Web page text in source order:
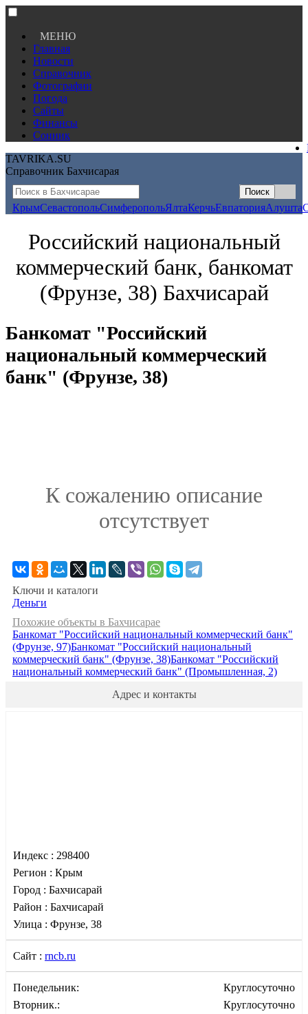
МЕНЮ
Главная
Новости
Справочник
Фотографии
Погода
Сайты
Финансы
Сонник
TAVRIKA.SU
Справочник Бахчисарая
КрымСевастопольСимферопольЯлтаКерчьЕвпаторияАлушта
Российский национальный
коммерческий банк, банкомат
(Фрунзе, 38) Бахчисарай
Банкомат "Российский
национальный коммерческий
банк" (Фрунзе, 38)
К сожалению описание
отсутствует
Ключи и каталоги
Деньги
Похожие объекты в Бахчисарае
Банкомат "Российский национальный коммерческий банк"
(Фрунзе, 97)Банкомат "Российский национальный
коммерческий банк" (Фрунзе, 38)Банкомат "Российский
национальный коммерческий банк" (Промышленная, 2)
Адрес и контакты
Индекс : 298400
Регион : Крым
Город : Бахчисарай
Район : Бахчисарай
Улица : Фрунзе, 38
Сайт : rncb.ru
Понедельник:
Круглосуточно
Вторник.:
Круглосуточно